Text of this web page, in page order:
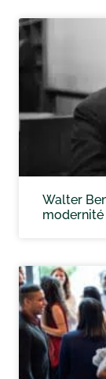
Walter
modernité